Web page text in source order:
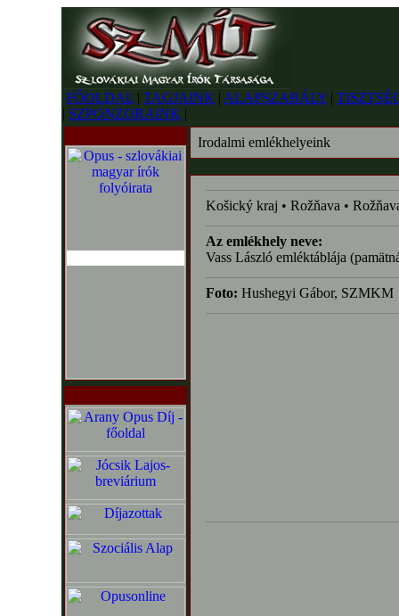
FŐOLDAL | TAGJAINK | ALAPSZABÁLY |
| SZPONZORAINK |
Irodalmi emlékhelyeink
Košický kraj • Rožňava •
Az emlékhely neve:
Vass László emléktáblája
Foto: Hushegyi Gábor, SZMKM